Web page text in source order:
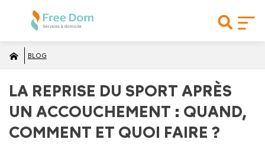
BLOG
LA REPRISE DU SPORT APRÈS
UN ACCOUCHEMENT : QUAND,
COMMENT ET QUOI FAIRE ?